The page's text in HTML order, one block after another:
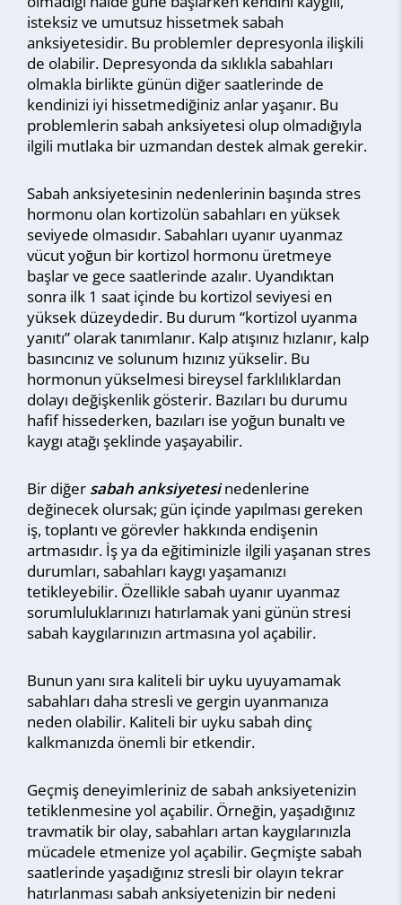
isteksiz ve umutsuz hissetmek sabah
anksiyetesidir. Bu problemler depresyonla ilişkili
de olabilir. Depresyonda da sıklıkla sabahları
olmakla birlikte günün diğer saatlerinde de
kendinizi iyi hissetmediğiniz anlar yaşanır. Bu
problemlerin sabah anksiyetesi olup olmadığıyla
ilgili mutlaka bir uzmandan destek almak gerekir.
Sabah anksiyetesinin nedenlerinin başında stres
hormonu olan kortizolün sabahları en yüksek
seviyede olmasıdır. Sabahları uyanır uyanmaz
vücut yoğun bir kortizol hormonu üretmeye
başlar ve gece saatlerinde azalır. Uyandıktan
sonra ilk 1 saat içinde bu kortizol seviyesi en
yüksek düzeydedir. Bu durum “kortizol uyanma
yanıtı” olarak tanımlanır. Kalp atışınız hızlanır, kalp
basıncınız ve solunum hızınız yükselir. Bu
hormonun yükselmesi bireysel farklılıklardan
dolayı değişkenlik gösterir. Bazıları bu durumu
hafif hissederken, bazıları ise yoğun bunaltı ve
kaygı atağı şeklinde yaşayabilir.
Bir diğer sabah anksiyetesinedenlerine
değinecek olursak; gün içinde yapılması gereken
iş, toplantı ve görevler hakkında endişenin
artmasıdır. İş ya da eğitiminizle ilgili yaşanan stres
durumları, sabahları kaygı yaşamanızı
tetikleyebilir. Özellikle sabah uyanır uyanmaz
sorumluluklarınızı hatırlamak yani günün stresi
sabah kaygılarınızın artmasına yol açabilir.
Bunun yanı sıra kaliteli bir uyku uyuyamamak
sabahları daha stresli ve gergin uyanmanıza
neden olabilir. Kaliteli bir uyku sabah dinç
kalkmanızda önemli bir etkendir.
Geçmiş deneyimleriniz de sabah anksiyetenizin
tetiklenmesine yol açabilir. Örneğin, yaşadığınız
travmatik bir olay, sabahları artan kaygılarınızla
mücadele etmenize yol açabilir. Geçmişte sabah
saatlerinde yaşadığınız stresli bir olayın tekrar
hatırlanması sabah anksiyetenizin bir nedeni